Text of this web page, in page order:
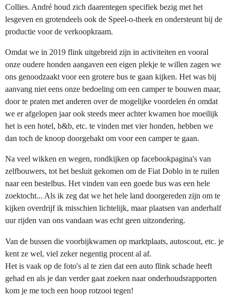
Collies. André houd zich daarentegen specifiek bezig met het
lesgeven en grotendeels ook de Speel-o-theek en ondersteunt bij de
productie voor de verkoopkraam.
Omdat we in 2019 flink uitgebreid zijn in activiteiten en vooral
onze oudere honden aangaven een eigen plekje te willen zagen we
ons genoodzaakt voor een grotere bus te gaan kijken. Het was bij
aanvang niet eens onze bedoeling om een camper te bouwen maar,
door te praten met anderen over de mogelijke voordelen én omdat
we er afgelopen jaar ook steeds meer achter kwamen hoe moeilijk
het is een hotel, b&b, etc. te vinden met vier honden, hebben we
dan toch de knoop doorgehakt om voor een camper te gaan.
Na veel wikken en wegen, rondkijken op facebookpagina's van
zelfbouwers, tot het besluit gekomen om de Fiat Doblo in te ruilen
naar een bestelbus. Het vinden van een goede bus was een hele
zoektocht... Als ik zeg dat we het hele land doorgereden zijn om te
kijken overdrijf ik misschien lichtelijk, maar plaatsen van anderhalf
uur rijden van ons vandaan was echt geen uitzondering.
Van de bussen die voorbijkwamen op marktplaats, autoscout, etc. je
kent ze wel, viel zeker negentig procent al af.
Het is vaak op de foto's al te zien dat een auto flink schade heeft
gehad en als je dan verder gaat zoeken naar onderhoudsrapporten
kom je me toch een hoop rotzooi tegen!